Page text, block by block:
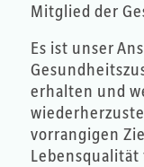
Mitglied der
Es ist unser
erhalten und
vorrangigen